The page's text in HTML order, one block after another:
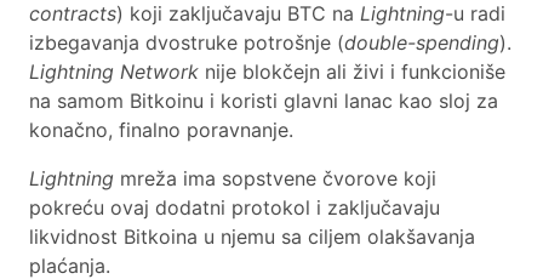
contracts) koji zaključavaju BTC na Lightning-u radi
izbegavanja dvostruke potrošnje (double-spending).
Lightning Network nije blokčejn ali živi i funkcioniše
na samom Bitkoinu i koristi glavni lanac kao sloj za
konačno, finalno poravnanje.
Lightning mreža ima sopstvene čvorove koji
pokreću ovaj dodatni protokol i zaključavaju
likvidnost Bitkoina u njemu sa ciljem olakšavanja
plaćanja.